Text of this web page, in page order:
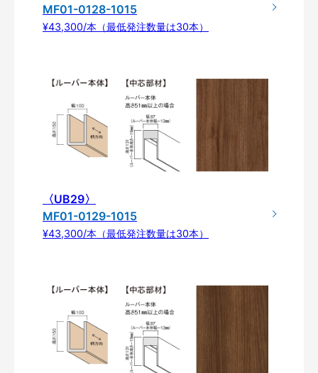
MF01-0128-1015
¥43,300/本（最低発注数量は30本）
〈UB29〉
MF01-0129-1015
¥43,300/本（最低発注数量は30本）